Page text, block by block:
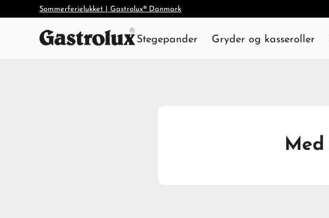
Sommerferielukket | Gastrolux® Danmark
Stegepander Gryder og kasseroller